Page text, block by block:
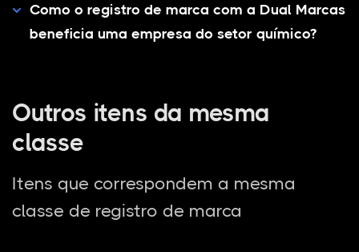
Como o registro de marca com a Dual Marcas
beneficia uma empresa do setor químico?
Outros itens da mesma
classe
Itens que correspondem a mesma
classe de registro de marca